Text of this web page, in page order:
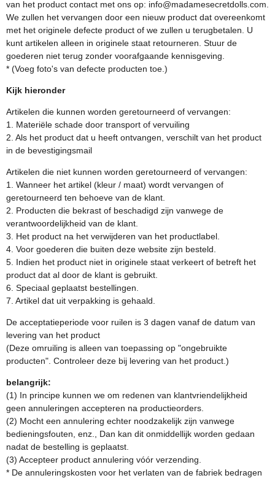
van het product contact met ons op: info@madamesecretdolls.com.
We zullen het vervangen door een nieuw product dat overeenkomt
met het originele defecte product of we zullen u terugbetalen. U
kunt artikelen alleen in originele staat retourneren. Stuur de
goederen niet terug zonder voorafgaande kennisgeving.
* (Voeg foto's van defecte producten toe.)
Kijk hieronder
Artikelen die kunnen worden geretourneerd of vervangen:
1. Materiële schade door transport of vervuiling
2. Als het product dat u heeft ontvangen, verschilt van het product
in de bevestigingsmail
Artikelen die niet kunnen worden geretourneerd of vervangen:
1. Wanneer het artikel (kleur / maat) wordt vervangen of
geretourneerd ten behoeve van de klant.
2. Producten die bekrast of beschadigd zijn vanwege de
verantwoordelijkheid van de klant.
3. Het product na het verwijderen van het productlabel.
4. Voor goederen die buiten deze website zijn besteld.
5. Indien het product niet in originele staat verkeert of betreft het
product dat al door de klant is gebruikt.
6. Speciaal geplaatst bestellingen.
7. Artikel dat uit verpakking is gehaald.
De acceptatieperiode voor ruilen is 3 dagen vanaf de datum van
levering van het product
(Deze omruiling is alleen van toepassing op "ongebruikte
producten". Controleer deze bij levering van het product.)
belangrijk:
(1) In principe kunnen we om redenen van klantvriendelijkheid
geen annuleringen accepteren na productieorders.
(2) Mocht een annulering echter noodzakelijk zijn vanwege
bedieningsfouten, enz., Dan kan dit onmiddellijk worden gedaan
nadat de bestelling is geplaatst.
(3) Accepteer product annulering vóór verzending.
* De annuleringskosten voor het verlaten van de fabriek bedragen